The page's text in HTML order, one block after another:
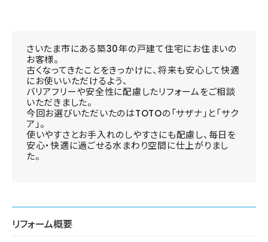
さいたま市にある築30年の戸建て住宅にお住まいの
お客様。
古くなってきたことをきっかけに、将来も安心して快適
にお使いいただけるよう、
バリアフリーや安全性に配慮したリフォームをご相談
いただきました。
今回お選びいただいたのはTOTOの「サザナ」と「サク
ア」。
使いやすさとお手入れのしやすさにも配慮し、毎日を
安心・快適に過ごせる水まわり空間に仕上がりまし
た。
リフォーム概要